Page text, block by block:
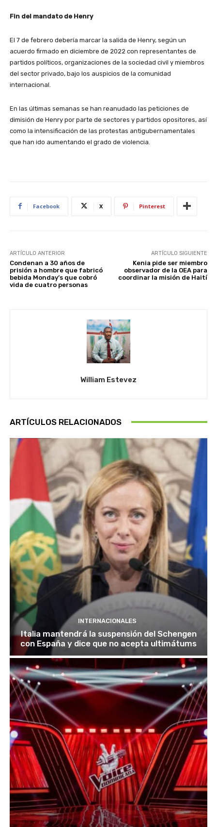
Fin del mandato de Henry
El 7 de febrero debería marcar la salida de Henry, según un
acuerdo firmado en diciembre de 2022 con representantes de
partidos políticos, organizaciones de la sociedad civil y miembros
del sector privado, bajo los auspicios de la comunidad
internacional.
En las últimas semanas se han reanudado las peticiones de
dimisión de Henry por parte de sectores y partidos opositores, así
como la intensificación de las protestas antigubernamentales
que han ido aumentando el grado de violencia.
Facebook X Pinterest
ARTÍCULO ANTERIOR
Condenan a 30 años de
prisión a hombre que fabricó
bebida Monday’s que cobró
vida de cuatro personas
ARTÍCULO SIGUIENTE
Kenia pide ser miembro
observador de la OEA para
coordinar la misión de Haití
William Estevez
ARTÍCULOS RELACIONADOS
INTERNACIONALES
Italia mantendrá la suspensión del Schengen
con España y dice que no acepta ultimátums